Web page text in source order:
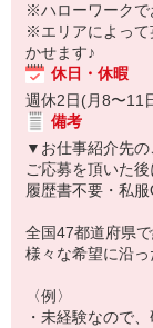
※ハローワークで
※エリアによって
かせます♪
休日・休暇
週休2日(月8〜11
備考
▼お仕事紹介先の
ご応募を頂いた
履歴書不要・私
全国47都道府県
様々な希望に沿っ
〈例〉
・未経験なので